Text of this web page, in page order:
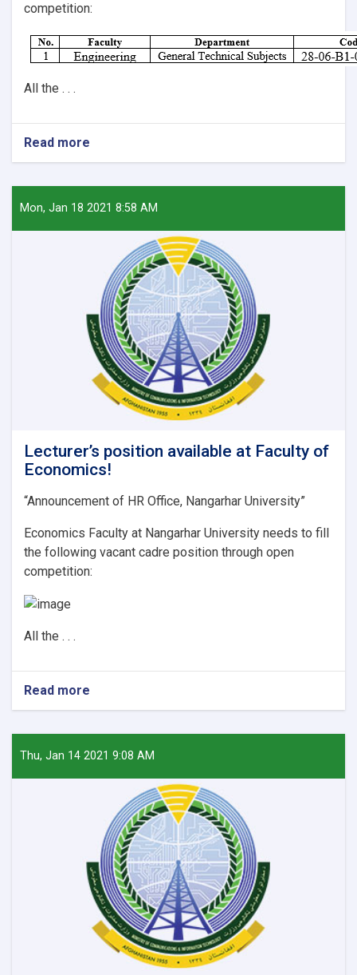
competition:
All the . . .
Read more
Lecturer’s
available
at
Mon, Jan 18 2021 8:58 AM
Lecturer’s position available at Faculty of
Economics!
“Announcement of HR Office, Nangarhar University”
Economics Faculty at Nangarhar University needs to fill
the following vacant cadre position through open
competition:
All the . . .
Read more
Lecturer’s
available
at
Economics!
Thu, Jan 14 2021 9:08 AM